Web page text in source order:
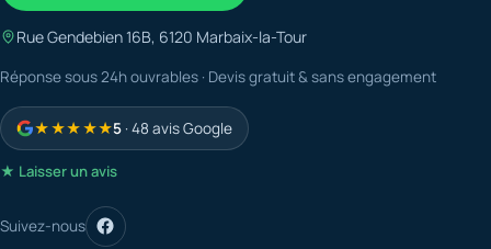
Rue Gendebien 16B, 6120 Marbaix-la-Tour
Réponse sous 24h ouvrables · Devis gratuit & sans engagement
★★★★★5 · 48 avis Google
★ Laisser un avis
Suivez-nous